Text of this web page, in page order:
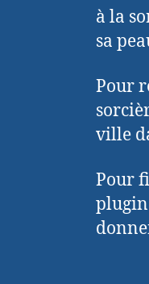
à la
sa
Pour
ville
Pour
plugin